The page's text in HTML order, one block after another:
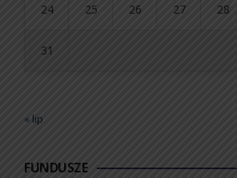
24 25 26 27 28
31
« lip
FUNDUSZE